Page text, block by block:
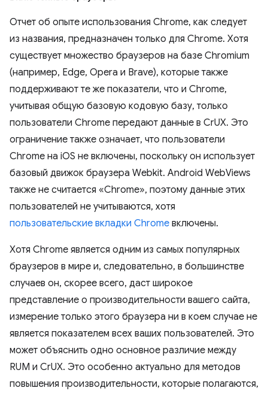
Отчет об опыте использования Chrome, как следует
из названия, предназначен только для Chrome. Хотя
существует множество браузеров на базе Chromium
(например, Edge, Opera и Brave), которые также
поддерживают те же показатели, что и Chrome,
учитывая общую базовую кодовую базу, только
пользователи Chrome передают данные в CrUX. Это
ограничение также означает, что пользователи
Chrome на iOS не включены, поскольку он использует
базовый движок браузера Webkit. Android WebViews
также не считается «Chrome», поэтому данные этих
пользователей не учитываются, хотя
пользовательские вкладки Chrome включены.
Хотя Chrome является одним из самых популярных
браузеров в мире и, следовательно, в большинстве
случаев он, скорее всего, даст широкое
представление о производительности вашего сайта,
измерение только этого браузера ни в коем случае не
является показателем всех ваших пользователей. Это
может объяснить одно основное различие между
RUM и CrUX. Это особенно актуально для методов
повышения производительности, которые полагаются,